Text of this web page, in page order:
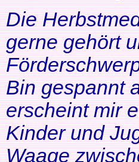
Die
gerne gehört
Bin gespannt
erscheint mir
Kinder und
Waage